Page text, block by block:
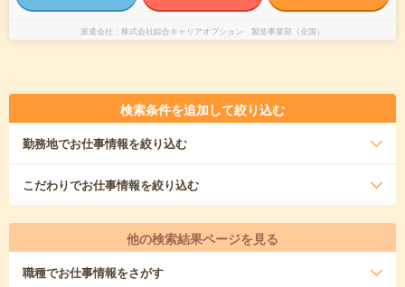
派遣会社 株式会社綜合キャリアオプション 製造事業部（全国）
検索条件を追加して絞り込む
勤務地でお仕事情報を絞り込む
こだわりでお仕事情報を絞り込む
他の検索結果ページを見る
職種でお仕事情報をさがす